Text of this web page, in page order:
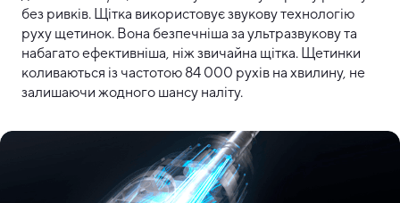
без ривків. Щітка використовує звукову технологію
руху щетинок. Вона безпечніша за ультразвукову та
набагато ефективніша, ніж звичайна щітка. Щетинки
коливаються із частотою 84 000 рухів на хвилину, не
залишаючи жодного шансу наліту.